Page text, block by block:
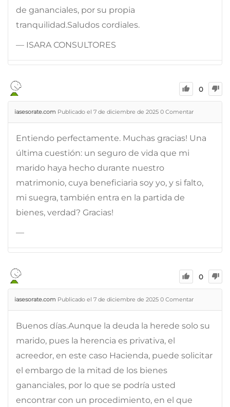
de gananciales, por su propia
tranquilidad.Saludos cordiales.
— ISARA CONSULTORES
0
iasesorate.com Publicado el 7 de diciembre de 2025 0 Comentar
Entiendo perfectamente. Muchas gracias! Una
última cuestión: un seguro de vida que mi
marido haya hecho durante nuestro
matrimonio, cuya beneficiaria soy yo, y si falto,
mi suegra, también entra en la partida de
bienes, verdad? Gracias!
—
0
iasesorate.com Publicado el 7 de diciembre de 2025 0 Comentar
Buenos días.Aunque la deuda la herede solo su
marido, pues la herencia es privativa, el
acreedor, en este caso Hacienda, puede solicitar
el embargo de la mitad de los bienes
gananciales, por lo que se podría usted
encontrar con un procedimiento, en el que